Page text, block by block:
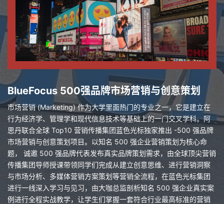
BlueFocus 500强品牌市场营销与创意策划
市场营销 (Marketing) 作为大学里面热门的专业之一，它是建立在
行为经济学、管理学和现代信息技术等基础上的一门交叉学科。阿
思丹联合全球 Top10 营销传播集团蓝色光标独家推出 -500 强品牌
市场营销与创意策划项目。以知名 500 强企业营销策划为核心命
题， 诚邀 500 强品牌代表发布真实品牌策划需求，由全球顶尖营销
传播集团导师授课带领同学们完成从建立创意思维、进行营销洞察
与市场分析、多媒体营销方案策划等营销全流程，在蓝色光标集团
进行一线深入学习与见习，由大咖总监剖析知名 500 强企业真实案
例进行全程实战教学，让学生们掌握一套符合行业最高标准的营销